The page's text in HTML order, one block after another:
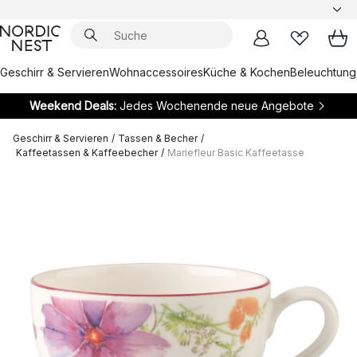
Geschirr & ServierenWohnaccessoiresKüche & KochenBeleuchtung
Weekend Deals:Jedes Wochenende neue Angebote
Geschirr & Servieren / Tassen & Becher /
Kaffeetassen & Kaffeebecher / Mariefleur Basic Kaffeetasse